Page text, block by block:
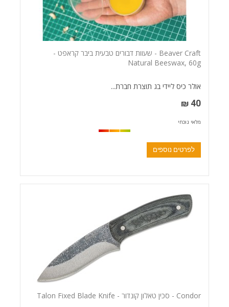
Beaver Craft - שעוות דבורים טבעית ביבר קראפט -
Natural Beeswax, 60g
אולר כיס ליידי בג תוצרת חברת...
40 ₪
מלאי נוכחי
לפרטים נוספים
Condor - סכין טאלון קונדור - Talon Fixed Blade Knife